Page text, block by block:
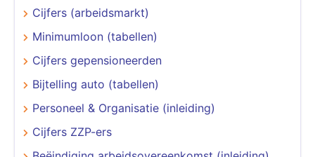
Cijfers (arbeidsmarkt)
Minimumloon (tabellen)
Cijfers gepensioneerden
Bijtelling auto (tabellen)
Personeel & Organisatie (inleiding)
Cijfers ZZP-ers